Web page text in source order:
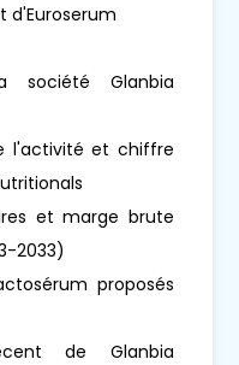
d'Euroserum
société Glanbia
l'activité et chiffre
et marge brute
2033)
proposés
de Glanbia